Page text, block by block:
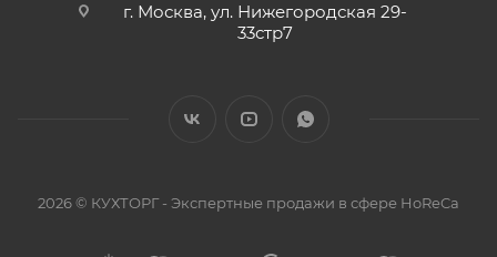
г. Москва, ул. Нижегородская 29-
33стр7
2026 © КУХТОРГ - Экспертные продажи в сфере HoReCa